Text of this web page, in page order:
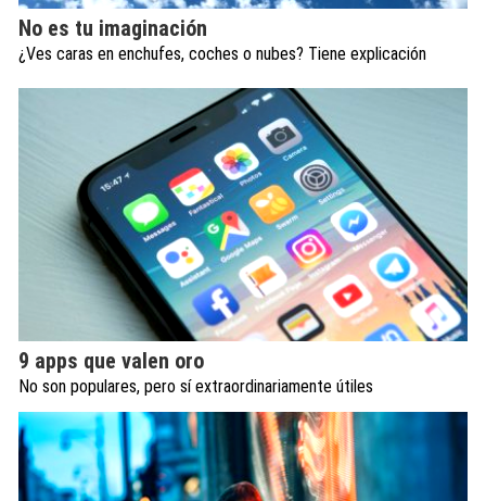
No es tu imaginación
¿Ves caras en enchufes, coches o nubes? Tiene explicación
9 apps que valen oro
No son populares, pero sí extraordinariamente útiles